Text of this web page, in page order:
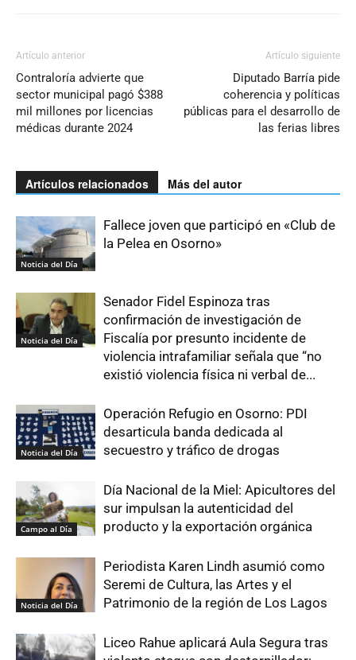
Artículo anterior
Contraloría advierte que
sector municipal pagó $388
mil millones por licencias
médicas durante 2024
Artículo siguiente
Diputado Barría pide
coherencia y políticas
públicas para el desarrollo de
las ferias libres
Artículos relacionados Más del autor
Noticia del Día
Fallece joven que participó en «Club de
la Pelea en Osorno»
Noticia del Día
Senador Fidel Espinoza tras
confirmación de investigación de
Fiscalía por presunto incidente de
violencia intrafamiliar señala que “no
existió violencia física ni verbal de...
Noticia del Día
Operación Refugio en Osorno: PDI
desarticula banda dedicada al
secuestro y tráfico de drogas
Campo al Día
Día Nacional de la Miel: Apicultores del
sur impulsan la autenticidad del
producto y la exportación orgánica
Noticia del Día
Periodista Karen Lindh asumió como
Seremi de Cultura, las Artes y el
Patrimonio de la región de Los Lagos
Liceo Rahue aplicará Aula Segura tras